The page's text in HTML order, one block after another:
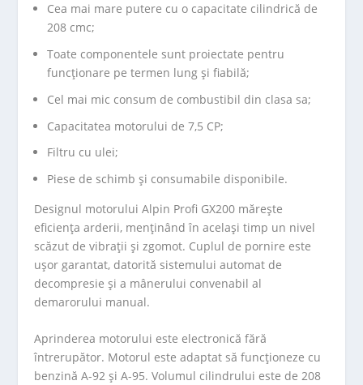
Cea mai mare putere cu o capacitate cilindrică de
208 cmc;
Toate componentele sunt proiectate pentru
funcționare pe termen lung și fiabilă;
Cel mai mic consum de combustibil din clasa sa;
Capacitatea motorului de 7,5 CP;
Filtru cu ulei;
Piese de schimb și consumabile disponibile.
Designul motorului Alpin Profi GX200 mărește
eficiența arderii, menținând în același timp un nivel
scăzut de vibrații și zgomot. Cuplul de pornire este
ușor garantat, datorită sistemului automat de
decompresie și a mânerului convenabil al
demarorului manual.
Aprinderea motorului este electronică fără
întrerupător. Motorul este adaptat să funcționeze cu
benzină A-92 și A-95. Volumul cilindrului este de 208